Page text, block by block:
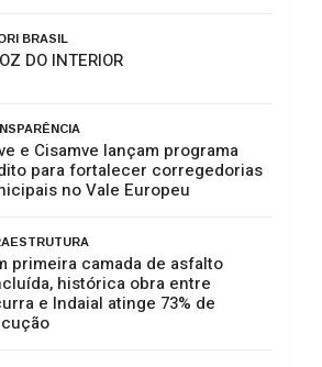
BRASIL
DO INTERIOR
e Cisamve lançam programa
para fortalecer corregedorias
no Vale Europeu
primeira camada de asfalto
histórica obra entre
e Indaial atinge 73% de